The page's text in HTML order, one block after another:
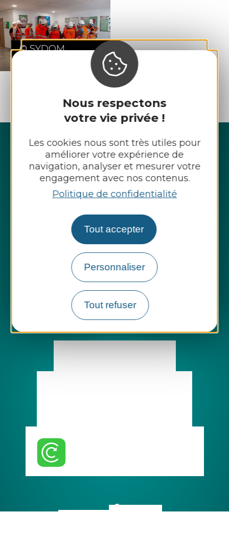
Nous respectons
votre vie privée !
Les cookies nous sont très utiles pour
améliorer votre expérience de
navigation, analyser et mesurer votre
engagement avec nos contenus.
Politique de confidentialité
Tout accepter
Personnaliser
Tout refuser
©SYDOM
SYDOM Aveyron
214, Avenue de Rodez
12450 LUC-LA-PRIMAUBE
Suivez-nous